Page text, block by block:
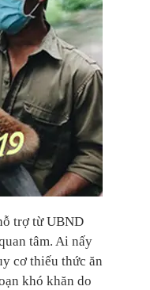
trợ từ UBND
tâm. Ai nấy
cơ thiếu thức ăn
khó khăn do